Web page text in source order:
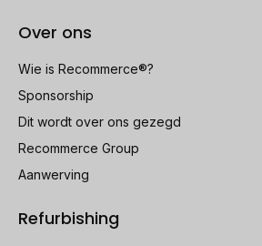
Over ons
Wie is Recommerce®?
Sponsorship
Dit wordt over ons gezegd
Recommerce Group
Aanwerving
Refurbishing